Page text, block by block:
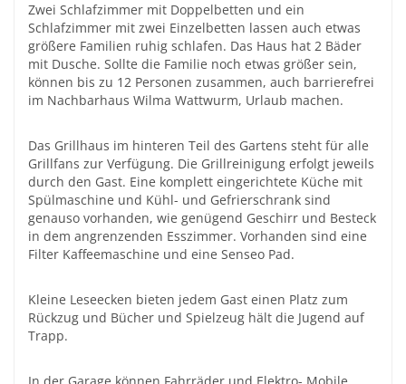
Zwei Schlafzimmer mit Doppelbetten und ein
Schlafzimmer mit zwei Einzelbetten lassen auch etwas
größere Familien ruhig schlafen. Das Haus hat 2 Bäder
mit Dusche. Sollte die Familie noch etwas größer sein,
können bis zu 12 Personen zusammen, auch barrierefrei
im Nachbarhaus Wilma Wattwurm, Urlaub machen.
Das Grillhaus im hinteren Teil des Gartens steht für alle
Grillfans zur Verfügung. Die Grillreinigung erfolgt jeweils
durch den Gast. Eine komplett eingerichtete Küche mit
Spülmaschine und Kühl- und Gefrierschrank sind
genauso vorhanden, wie genügend Geschirr und Besteck
in dem angrenzenden Esszimmer. Vorhanden sind eine
Filter Kaffeemaschine und eine Senseo Pad.
Kleine Leseecken bieten jedem Gast einen Platz zum
Rückzug und Bücher und Spielzeug hält die Jugend auf
Trapp.